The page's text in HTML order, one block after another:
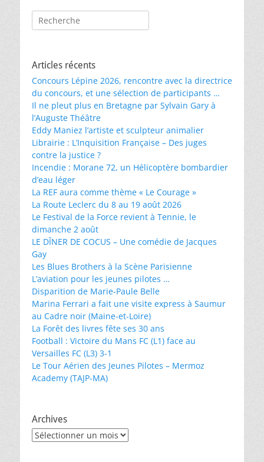
Rechercher :
Articles récents
Concours Lépine 2026, rencontre avec la directrice
du concours, et une sélection de participants …
Il ne pleut plus en Bretagne par Sylvain Gary à
l’Auguste Théâtre
Eddy Maniez l’artiste et sculpteur animalier
Librairie : L’Inquisition Française – Des juges
contre la justice ?
Incendie : Morane 72, un Hélicoptère bombardier
d’eau léger
La REF aura comme thème « Le Courage »
La Route Leclerc du 8 au 19 août 2026
Le Festival de la Force revient à Tennie, le
dimanche 2 août
LE DÎNER DE COCUS – Une comédie de Jacques
Gay
Les Blues Brothers à la Scène Parisienne
L’aviation pour les jeunes pilotes …
Disparition de Marie-Paule Belle
Marina Ferrari a fait une visite express à Saumur
au Cadre noir (Maine-et-Loire)
La Forêt des livres fête ses 30 ans
Football : Victoire du Mans FC (L1) face au
Versailles FC (L3) 3-1
Le Tour Aérien des Jeunes Pilotes – Mermoz
Academy (TAJP-MA)
Archives
Archives